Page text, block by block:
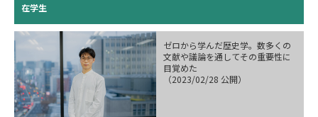
在学生
ゼロから学んだ歴史学。数多くの
文献や議論を通してその重要性に
目覚めた
（2023/02/28 公開）